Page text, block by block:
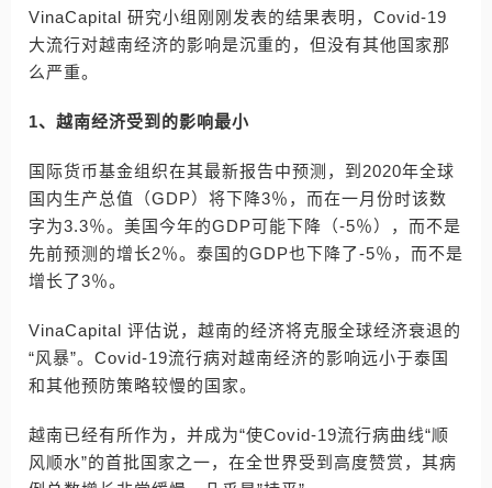
VinaCapital 研究小组刚刚发表的结果表明，Covid-19
大流行对越南经济的影响是沉重的，但没有其他国家那
么严重。
1、越南经济受到的影响最小
国际货币基金组织在其最新报告中预测，到2020年全球
国内生产总值（GDP）将下降3％，而在一月份时该数
字为3.3％。美国今年的GDP可能下降（-5％），而不是
先前预测的增长2％。泰国的GDP也下降了-5％，而不是
增长了3％。
VinaCapital 评估说，越南的经济将克服全球经济衰退的
“风暴”。Covid-19流行病对越南经济的影响远小于泰国
和其他预防策略较慢的国家。
越南已经有所作为，并成为“使Covid-19流行病曲线“顺
风顺水”的首批国家之一，在全世界受到高度赞赏，其病